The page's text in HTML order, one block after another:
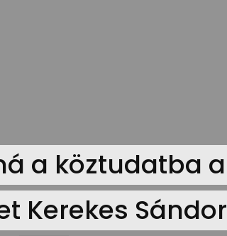
a köztudatba a
Kerekes Sándor